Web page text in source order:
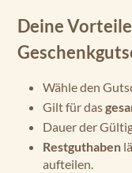
Deine
Wähle den
Gilt für das
Dauer der
Restguthaben
aufteilen.